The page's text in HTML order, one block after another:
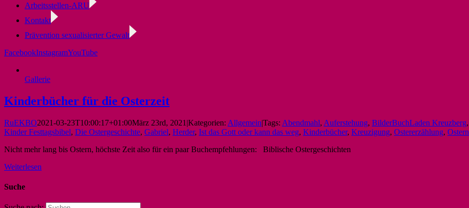
Arbeitsstellen-ARU
Kontakt
Prävention sexualisierter Gewalt
FacebookInstagramYouTube
Gallerie
Kinderbücher für die Osterzeit
RuEKBO2021-03-23T10:00:17+01:00März 23rd, 2021 |Kategorien: Allgemein|Tags: Abendmahl, Auferstehung, BilderBuchLaden Kreuzberg,
Kinder Festtagsbibel, Die Ostergeschichte, Gabriel, Herder, Ist das Gott oder kann das weg, Kinderbücher, Kreuzigung, Ostererzählung, Ostern
Nicht mehr lang bis Ostern, höchste Zeit also für ein paar Buchempfehlungen: Biblische Ostergeschichten
Weiterlesen
Suche